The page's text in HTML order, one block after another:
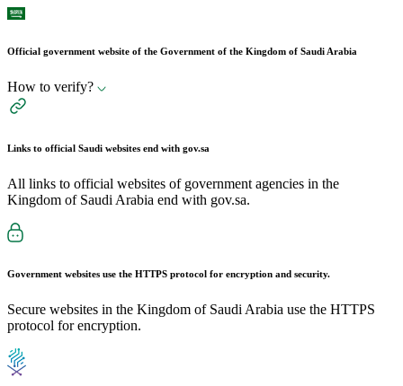
Official government website of the Government of the Kingdom of Saudi Arabia
How to verify?
Links to official Saudi websites end with gov.sa
All links to official websites of government agencies in the
Kingdom of Saudi Arabia end with gov.sa.
Government websites use the HTTPS protocol for encryption and security.
Secure websites in the Kingdom of Saudi Arabia use the HTTPS
protocol for encryption.